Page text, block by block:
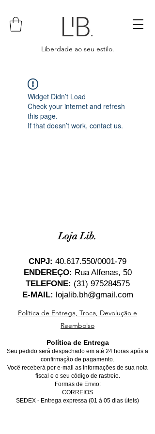
Liberdade ao seu estilo.
Widget Didn’t Load
Check your internet and refresh
this page.
If that doesn’t work, contact us.
Loja Lib.
CNPJ: 40.617.550/0001-79
ENDEREÇO: Rua Alfenas, 50
TELEFONE: (31) 975284575
E-MAIL: lojalib.bh@gmail.com
Política de Entrega, Troca, Devolução e
Reembolso
Política de Entrega
Seu pedido será despachado em até 24 horas após a
confirmação de pagamento.
Você receberá por e-mail as informações de sua nota
fiscal e o seu código de rastreio.
Formas de Envio:
CORREIOS
SEDEX - Entrega expressa (01 á 05 dias úteis)